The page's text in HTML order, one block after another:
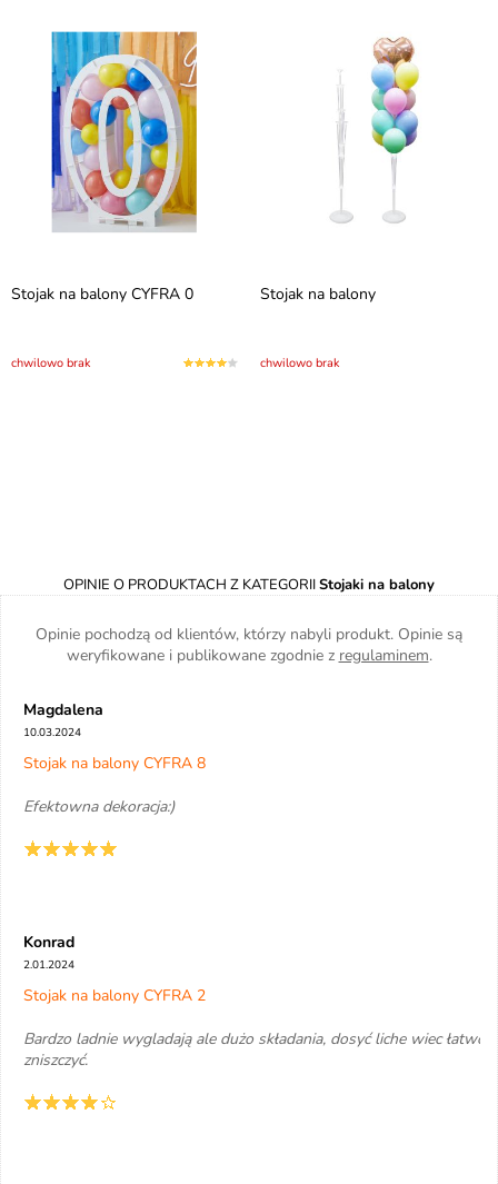
Stojak na balony CYFRA 0
chwilowo brak
Stojak na balony
chwilowo brak
OPINIE O PRODUKTACH Z KATEGORIIStojaki na balony
Opinie pochodzą od klientów, którzy nabyli produkt. Opinie są
weryfikowane i publikowane zgodnie z regulaminem.
Magdalena
10.03.2024
Stojak na balony CYFRA 8
Efektowna dekoracja:)
Konrad
2.01.2024
Stojak na balony CYFRA 2
Bardzo ladnie wygladają ale dużo składania, dosyć liche wiec łatwo
zniszczyć.